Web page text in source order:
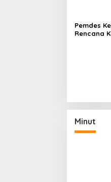
Pemdes
Rencana
Minut